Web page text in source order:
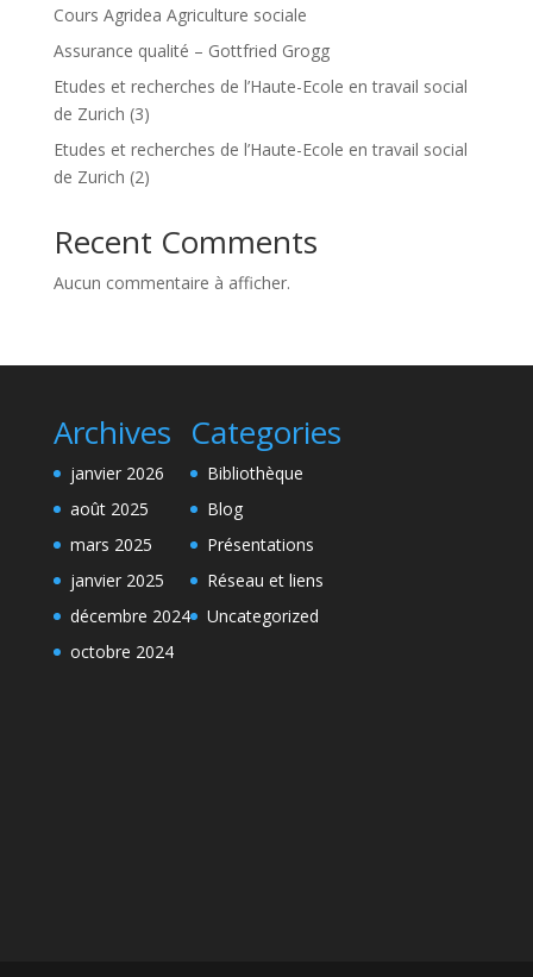
Cours Agridea Agriculture sociale
Assurance qualité – Gottfried Grogg
Etudes et recherches de l’Haute-Ecole en travail social
de Zurich (3)
Etudes et recherches de l’Haute-Ecole en travail social
de Zurich (2)
Recent Comments
Aucun commentaire à afficher.
Archives
janvier 2026
août 2025
mars 2025
janvier 2025
décembre 2024
octobre 2024
Categories
Bibliothèque
Blog
Présentations
Réseau et liens
Uncategorized